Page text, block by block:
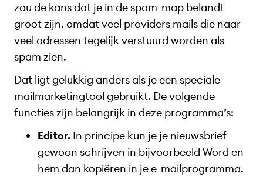
zou de kans dat je in de spam-map belandt
groot zijn, omdat veel providers mails die naar
veel adressen tegelijk verstuurd worden als
spam zien.
Dat ligt gelukkig anders als je een speciale
mailmarketingtool gebruikt. De volgende
functies zijn belangrijk in deze programma’s:
Editor. In principe kun je je nieuwsbrief
gewoon schrijven in bijvoorbeeld Word en
hem dan kopiëren in je e-mailprogramma.